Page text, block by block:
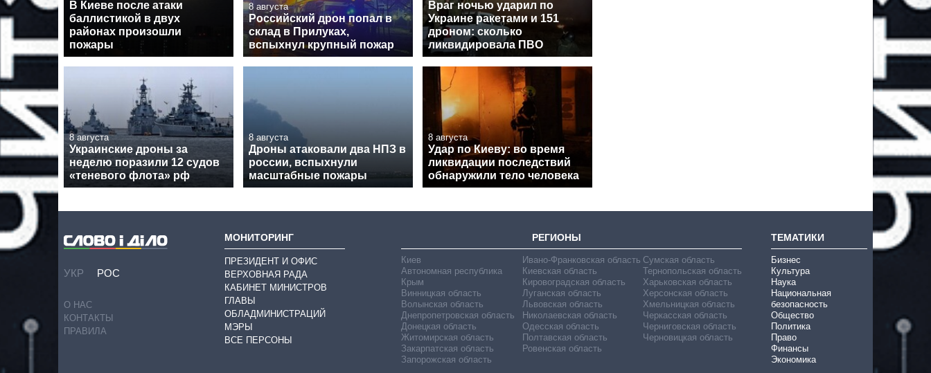
В Киеве после атаки
баллистикой в двух
районах произошли
пожары
8 августа
Российский дрон попал в
склад в Прилуках,
вспыхнул крупный пожар
Враг ночью ударил по
Украине ракетами и 151
дроном: сколько
ликвидировала ПВО
8 августа
Украинские дроны за
неделю поразили 12 судов
«теневого флота» рф
8 августа
Дроны атаковали два НПЗ в
россии, вспыхнули
масштабные пожары
8 августа
Удар по Киеву: во время
ликвидации последствий
обнаружили тело человека
УКР РОС
О НАС
КОНТАКТЫ
ПРАВИЛА
МОНИТОРИНГ
ПРЕЗИДЕНТ И ОФИС
ВЕРХОВНАЯ РАДА
КАБИНЕТ МИНИСТРОВ
ГЛАВЫ
ОБЛАДМИНИСТРАЦИЙ
МЭРЫ
ВСЕ ПЕРСОНЫ
РЕГИОНЫ
Киев
Автономная республика
Крым
Винницкая область
Волынская область
Днепропетровская область
Донецкая область
Житомирская область
Закарпатская область
Запорожская область
Ивано-Франковская область
Киевская область
Кировоградская область
Луганская область
Львовская область
Николаевская область
Одесская область
Полтавская область
Ровенская область
Сумская область
Тернопольская область
Харьковская область
Херсонская область
Хмельницкая область
Черкасская область
Черниговская область
Черновицкая область
ТЕМАТИКИ
Бизнес
Культура
Наука
Национальная
безопасность
Общество
Политика
Право
Финансы
Экономика